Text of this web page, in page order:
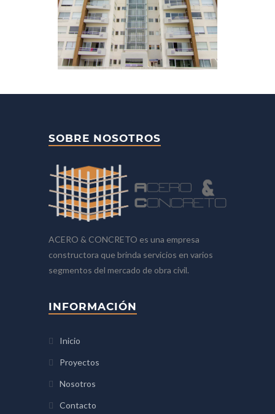
SOBRE NOSOTROS
ACERO & CONCRETO es una empresa
constructora que brinda servicios en varios
segmentos del mercado de obra civil.
INFORMACIÓN
Inicio
Proyectos
Nosotros
Contacto